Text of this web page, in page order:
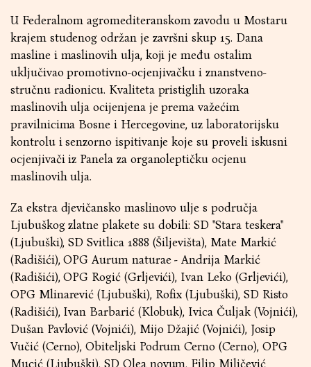
U Federalnom agromediteranskom zavodu u Mostaru
krajem studenog održan je završni skup 15. Dana
masline i maslinovih ulja, koji je među ostalim
uključivao promotivno-ocjenjivačku i znanstveno-
stručnu radionicu. Kvaliteta pristiglih uzoraka
maslinovih ulja ocijenjena je prema važećim
pravilnicima Bosne i Hercegovine, uz laboratorijsku
kontrolu i senzorno ispitivanje koje su proveli iskusni
ocjenjivači iz Panela za organoleptičku ocjenu
maslinovih ulja.
Za ekstra djevičansko maslinovo ulje s područja
Ljubuškog zlatne plakete su dobili: SD "Stara teskera"
(Ljubuški), SD Svitlica 1888 (Šiljevišta), Mate Markić
(Radišići), OPG Aurum naturae - Andrija Markić
(Radišići), OPG Rogić (Grljevići), Ivan Leko (Grljevići),
OPG Mlinarević (Ljubuški), Rofix (Ljubuški), SD Risto
(Radišići), Ivan Barbarić (Klobuk), Ivica Čuljak (Vojnići),
Dušan Pavlović (Vojnići), Mijo Džajić (Vojnići), Josip
Vučić (Cerno), Obiteljski Podrum Cerno (Cerno), OPG
Mucić (Ljubuški), SD Olea novum, Filip Miličević